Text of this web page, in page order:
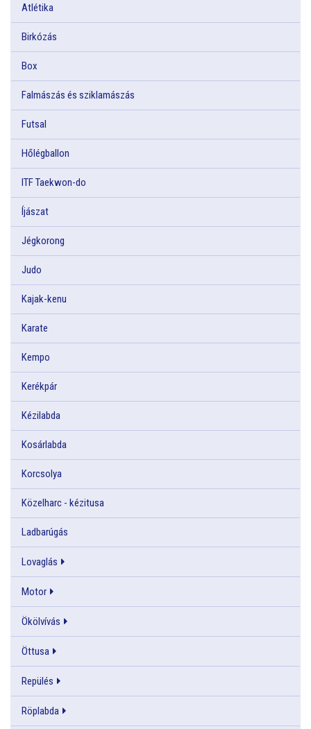
Atlétika
Birkózás
Box
Falmászás és sziklamászás
Futsal
Hőlégballon
ITF Taekwon-do
Íjászat
Jégkorong
Judo
Kajak-kenu
Karate
Kempo
Kerékpár
Kézilabda
Kosárlabda
Korcsolya
Közelharc - kézitusa
Ladbarúgás
Lovaglás
Motor
Ökölvívás
Öttusa
Repülés
Röplabda